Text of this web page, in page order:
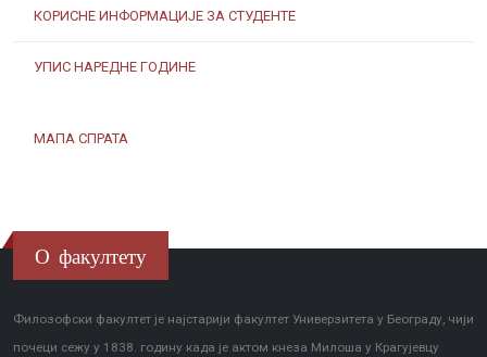
КОРИСНЕ ИНФОРМАЦИЈЕ ЗА СТУДЕНТЕ
УПИС НАРЕДНЕ ГОДИНЕ
МАПА СПРАТА
О факултету
Филозофски факултет је најстарији факултет Универзитета у Београду, чији
почеци сежу у 1838. годину када је актом кнеза Милоша у Крагујевцу